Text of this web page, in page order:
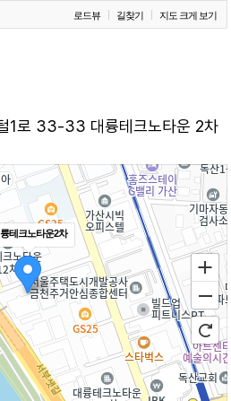
로드뷰 길찾기 지도 크게 보기
1로 33-33 대륭테크노타운 2차
테크노타운2차